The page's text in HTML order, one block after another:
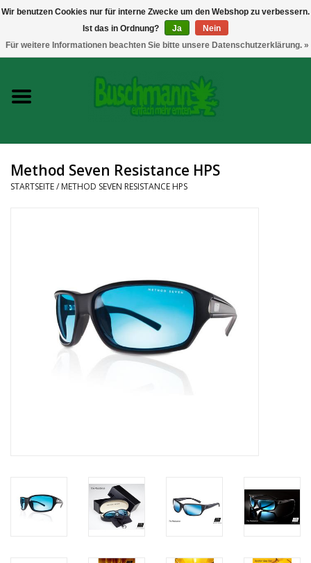
Growshop
Messtechnik
Headshop
Method Seven Resistance HPS
STARTSEITE/ METHOD SEVEN RESISTANCE HPS
Wir benutzen Cookies nur für interne Zwecke um den Webshop zu verbessern.
Ist das in Ordnung?
Ja
Nein
Für weitere Informationen beachten Sie bitte unsere Datenschutzerklärung. »